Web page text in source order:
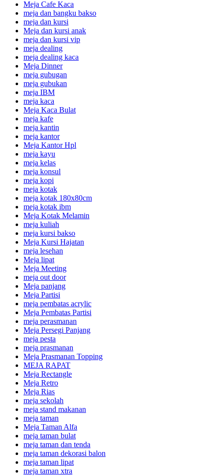
Meja Cafe Kaca
meja dan bangku bakso
meja dan kursi
Meja dan kursi anak
meja dan kursi vip
meja dealing
meja dealing kaca
Meja Dinner
meja gubugan
meja gubukan
meja IBM
meja kaca
Meja Kaca Bulat
meja kafe
meja kantin
meja kantor
Meja Kantor Hpl
meja kayu
meja kelas
meja konsul
meja kopi
meja kotak
meja kotak 180x80cm
meja kotak ibm
Meja Kotak Melamin
meja kuliah
meja kursi bakso
Meja Kursi Hajatan
meja lesehan
Meja lipat
Meja Meeting
meja out door
Meja panjang
Meja Partisi
meja pembatas acrylic
Meja Pembatas Partisi
meja perasmanan
Meja Persegi Panjang
meja pesta
meja prasmanan
Meja Prasmanan Topping
MEJA RAPAT
Meja Rectangle
Meja Retro
Meja Rias
meja sekolah
meja stand makanan
meja taman
Meja Taman Alfa
meja taman bulat
meja taman dan tenda
meja taman dekorasi balon
meja taman lipat
meja taman xtra